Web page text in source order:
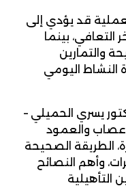
قد يؤدي إلى
التعافي، بينما
والتمارين
النشاط اليومي
يسري الحميلي –
والعمود
الطريقة الصحيحة
وأهم النصائح
التأهيلية